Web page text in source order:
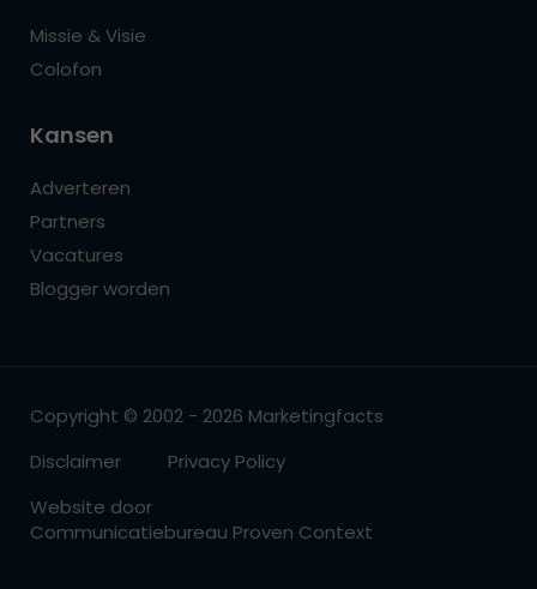
Missie & Visie
Colofon
Kansen
Adverteren
Partners
Vacatures
Blogger worden
Copyright © 2002 - 2026 Marketingfacts
Disclaimer
Privacy Policy
Website door
Communicatiebureau Proven Context